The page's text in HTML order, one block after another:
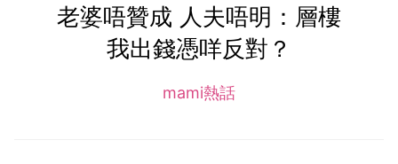
老婆唔贊成 人夫唔明：層樓
我出錢憑咩反對？
mami熱話